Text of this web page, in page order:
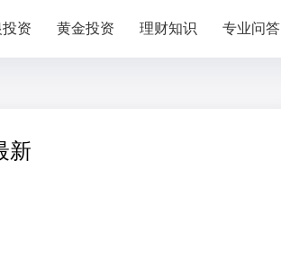
资 黄金投资 理财知识 专业问答
新